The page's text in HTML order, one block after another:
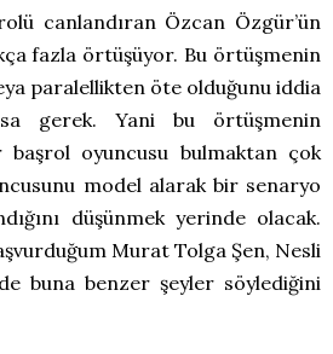
canlandıran Özcan Özgür’ün
fazla örtüşüyor. Bu örtüşmenin
paralellikten öte olduğunu iddia
gerek. Yani bu örtüşmenin
başrol oyuncusu bulmaktan çok
model alarak bir senaryo
düşünmek yerinde olacak.
Murat Tolga Şen, Nesli
buna benzer şeyler söylediğini